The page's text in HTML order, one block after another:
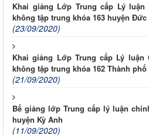
Khai giảng Lớp Trung cấp Lý
không tập trung khóa 163 huyện Đức
(23/09/2020)
Khai giảng Lớp Trung cấp Lý
không tập trung khóa 162 Thành phố
(21/09/2020)
Bế giảng lớp Trung cấp lý luận
huyện Kỳ Anh
(11/09/2020)